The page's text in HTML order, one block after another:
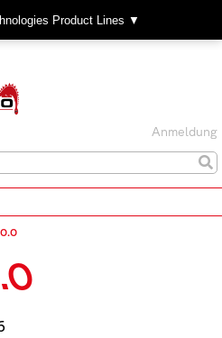
Product Lines ▼
Anmeldung